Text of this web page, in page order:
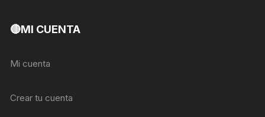
🔴MI CUENTA
Mi cuenta
Crear tu cuenta